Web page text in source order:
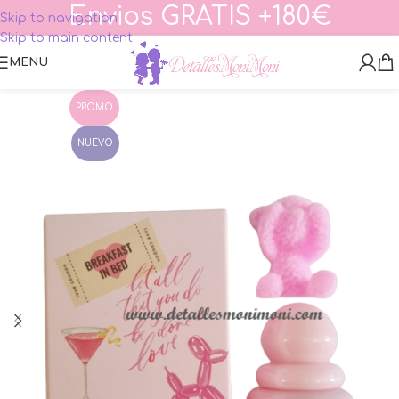
Skip to navigation
Skip to main content
Envios GRATIS +180€
MENU
PROMO
NUEVO